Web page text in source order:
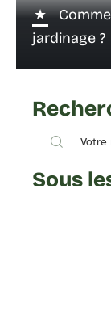
jardinage ?
Sous